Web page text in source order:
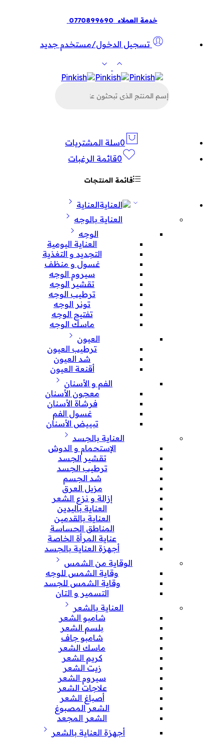
خدمة العملاء 0770899690
تسجيل الدخول/مستخدم جديد
عن
0سلة المشتريات
0قائمة الرغبات
قائمة المنتجات
العناية
العناية بالوجه
الوجه
العناية اليومية
التجديد و التغذية
غسول و منظف
سيروم الوجه
تقشير الوجه
ترطيب الوجه
تونر الوجه
تفتيح الوجه
ماسك الوجه
العيون
ترطيب العيون
شد العيون
أقنعة العيون
الفم و الأسنان
معجون الأسنان
فرشاة الأسنان
غسول الفم
تبييض الأسنان
العناية بالجسد
الإستحمام و الدوش
تقشير الجسد
ترطيب الجسد
شد الجسم
مزيل العرق
إزالة و نزع الشعر
العناية باليدين
العناية بالقدمين
المناطق الحساسة
عناية المرأة الخاصة
أجهزة العناية بالجسد
الوقاية من الشمس
وقاية الشمس للوجه
وقاية الشمس للجسد
التسمير و التان
العناية بالشعر
شامبو الشعر
بلسم الشعر
شامبو جاف
ماسك الشعر
كريم الشعر
زيت الشعر
سيروم الشعر
علاجات الشعر
أصباغ الشعر
الشعر المصبوغ
الشعر المجعد
أجهزة العناية بالشعر